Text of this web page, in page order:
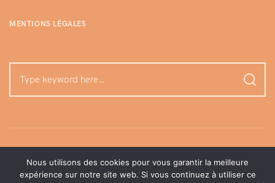
MENTIONS LÉGALES
Nous utilisons des cookies pour vous garantir la meilleure
expérience sur notre site web. Si vous continuez à utiliser ce